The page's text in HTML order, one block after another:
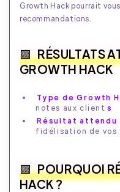
Growth Hack pourrait
recommandations.
RÉSULTATS
GROWTH HACK
Type de Growth
notes aux client s
Résultat attendu
fidélisation de vos
POURQUOI
HACK ?